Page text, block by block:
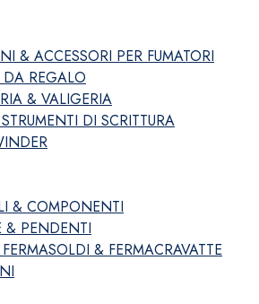
& ACCESSORI PER FUMATORI
REGALO
& VALIGERIA
DI SCRITTURA
& COMPONENTI
& PENDENTI
& FERMACRAVATTE